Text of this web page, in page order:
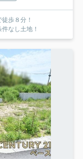
歩８分！
なし土地！